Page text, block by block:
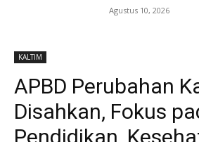
Agustus 10, 2026